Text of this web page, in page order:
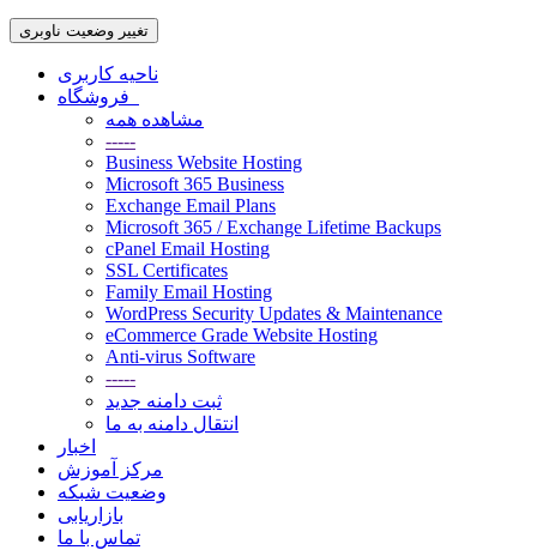
تغییر وضعیت ناوبری
ناحیه کاربری
مشاهده همه
-----
Business Website Hosting
Microsoft 365 Business
Exchange Email Plans
Microsoft 365 / Exchange Lifetime Backups
cPanel Email Hosting
SSL Certificates
Family Email Hosting
WordPress Security Updates & Maintenance
eCommerce Grade Website Hosting
Anti-virus Software
-----
ثبت دامنه جدید
انتقال دامنه به ما
اخبار
مرکز آموزش
وضعیت شبکه
بازاریابی
تماس با ما